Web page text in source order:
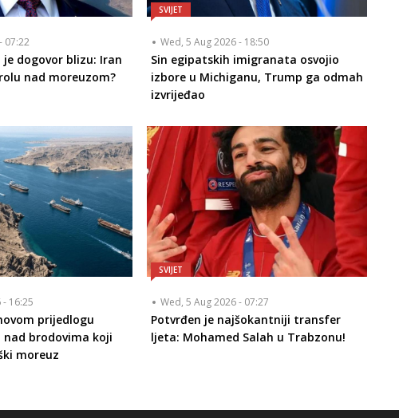
07:22
dogovor blizu: Iran
nad moreuzom?
SVIJET
Wed, 5 Aug 2026 - 18:50
Sin egipatskih imigranata osvojio
izbore u Michiganu, Trump ga odmah
izvrijeđao
16:25
prijedlogu
brodovima koji
moreuz
SVIJET
Wed, 5 Aug 2026 - 07:27
Potvrđen je najšokantniji transfer
ljeta: Mohamed Salah u Trabzonu!